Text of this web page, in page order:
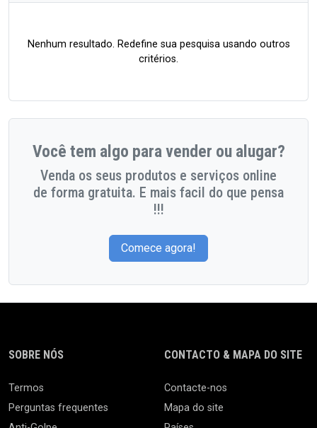
Nenhum resultado. Redefine sua pesquisa usando outros
critérios.
Você tem algo para vender ou alugar?
Venda os seus produtos e serviços online
de forma gratuita. E mais facil do que pensa
!!!
Comece agora!
SOBRE NÓS
Termos
Perguntas frequentes
CONTACTO & MAPA DO SITE
Contacte-nos
Mapa do site